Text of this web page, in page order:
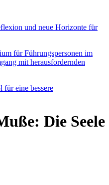
und neue Horizonte für
für Führungspersonen im
mit herausfordernden
für eine bessere
Die Seele